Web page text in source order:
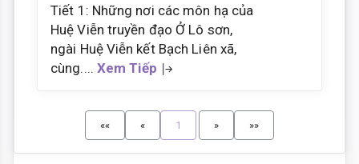
Tiết 1: Những nơi các môn hạ của
Huệ Viễn truyền đạo Ở Lô sơn,
ngài Huệ Viễn kết Bạch Liên xã,
cùng.... Xem Tiếp
«« « 1 » »»